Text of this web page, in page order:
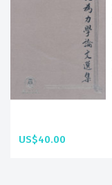
US$40.00